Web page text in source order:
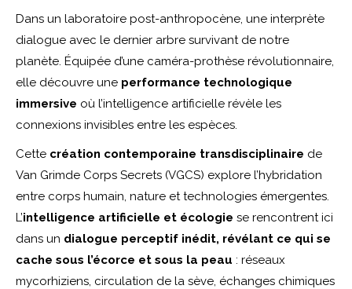
Dans un laboratoire post-anthropocène, une interprète
dialogue avec le dernier arbre survivant de notre
planète. Équipée d’une caméra-prothèse révolutionnaire,
elle découvre une performance technologique
immersive où l’intelligence artificielle révèle les
connexions invisibles entre les espèces.
Cette création contemporaine transdisciplinaire de
Van Grimde Corps Secrets (VGCS) explore l’hybridation
entre corps humain, nature et technologies émergentes.
L’intelligence artificielle et écologie se rencontrent ici
dans un dialogue perceptif inédit, révélant ce qui se
cache sous l’écorce et sous la peau : réseaux
mycorhiziens, circulation de la sève, échanges chimiques